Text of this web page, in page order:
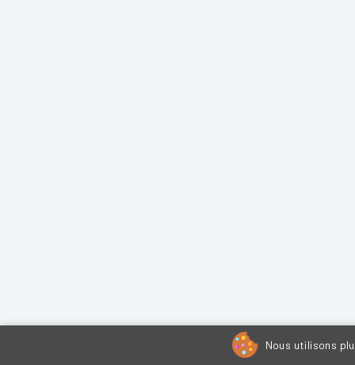
Nous utilisons